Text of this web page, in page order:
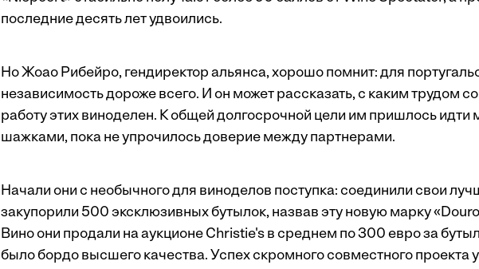
последние десять лет удвоились.
Но Жоао Рибейро, гендиректор альянса, хорошо помнит: для
независимость дороже всего. И он может рассказать, с каким трудом
работу этих виноделен. К общей долгосрочной цели им пришлось идти
шажками, пока не упрочилось доверие между партнерами.
Начали они с необычного для виноделов поступка: соединили свои
закупорили 500 эксклюзивных бутылок, назвав эту новую марку
Вино они продали на аукционе Christie's в среднем по 300 евро за
было бордо высшего качества. Успех скромного совместного проекта